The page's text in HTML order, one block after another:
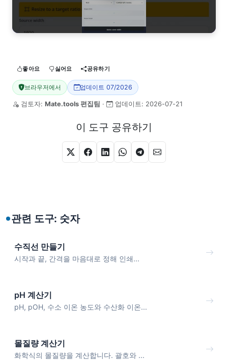
좋아요 싫어요 공유하기
브라우저에서 업데이트 07/2026
검토자: Mate.tools 편집팀 · 업데이트: 2026-07-21
이 도구 공유하기
관련 도구: 숫자
수직선 만들기
시작과 끝, 간격을 마음대로 정해 인쇄...
pH 계산기
pH, pOH, 수소 이온 농도와 수산화 이온...
몰질량 계산기
화학식의 몰질량을 계산합니다. 괄호와 ...